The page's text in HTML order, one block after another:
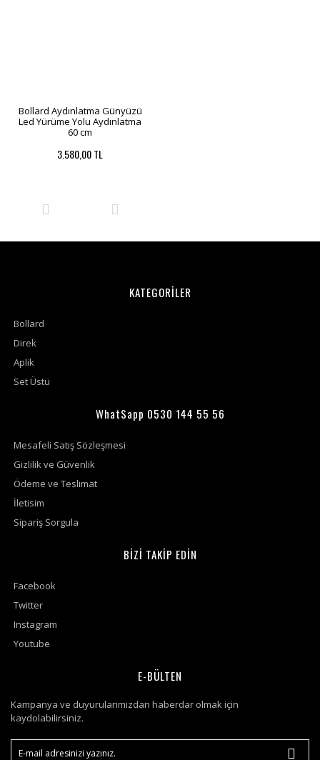
Bollard Aydınlatma Günyüzü
Led Yürüme Yolu Aydınlatma
60 cm
3.580,00 TL
KATEGORİLER
Bollard
Direk
Aplik
Set Üstü
WhatSapp 0530 144 55 56
Mesafeli Satış Sözleşmesi
Gizlilik ve Güvenlik
Ödeme ve Teslimat
İletisim
Sipariş Sorgula
BİZİ TAKİP EDİN
Facebook
Twitter
Instagram
Youtube
E-BÜLTEN
Kampanya ve duyurularımızdan haberdar olmak için
kaydolabilirsiniz.